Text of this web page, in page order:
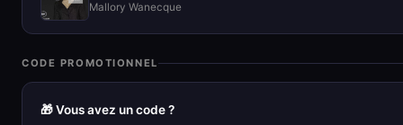
Mallory Wanecque
CODE PROMOTIONNEL
🎁 Vous avez un code ?